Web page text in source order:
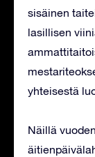
sisäinen
lasillisen
yhteisestä
Näillä